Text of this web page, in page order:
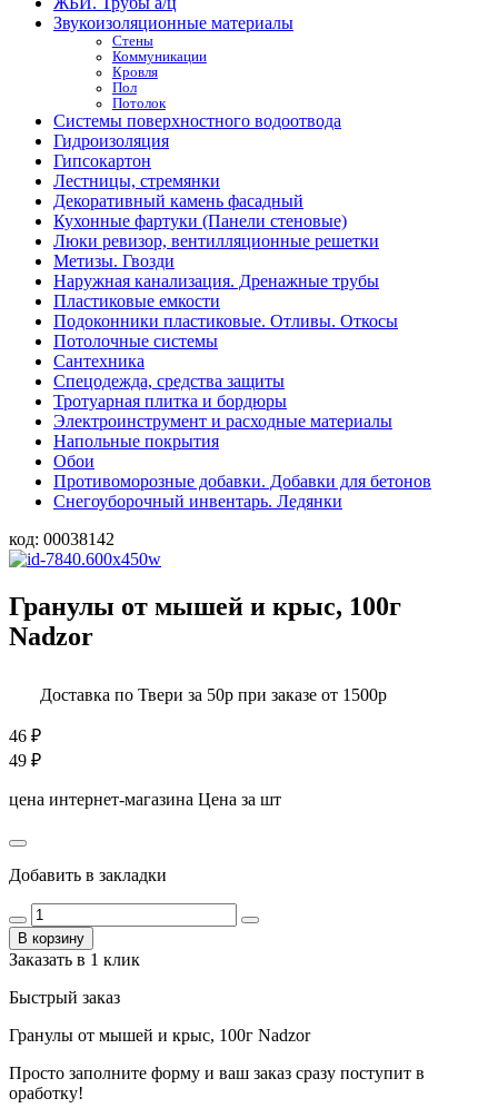
Звукоизоляционные материалы
Стены
Коммуникации
Кровля
Пол
Потолок
Системы поверхностного водоотвода
Гидроизоляция
Гипсокартон
Лестницы, стремянки
Декоративный камень фасадный
Кухонные фартуки (Панели стеновые)
Люки ревизор, вентилляционные решетки
Метизы. Гвозди
Наружная канализация. Дренажные трубы
Пластиковые емкости
Подоконники пластиковые. Отливы. Откосы
Потолочные системы
Сантехника
Спецодежда, средства защиты
Тротуарная плитка и бордюры
Электроинструмент и расходные материалы
Напольные покрытия
Обои
Противоморозные добавки. Добавки для бетонов
Снегоуборочный инвентарь. Ледянки
код: 00038142
Гранулы от мышей и крыс, 100г
Nadzor
Доставка по Твери за 50р при заказе от 1500р
46 ₽
49 ₽
цена интернет-магазина Цена за шт
Добавить в закладки
В корзину
Заказать в 1 клик
Быстрый заказ
Гранулы от мышей и крыс, 100г Nadzor
Просто заполните форму и ваш заказ сразу поступит в
оработку!